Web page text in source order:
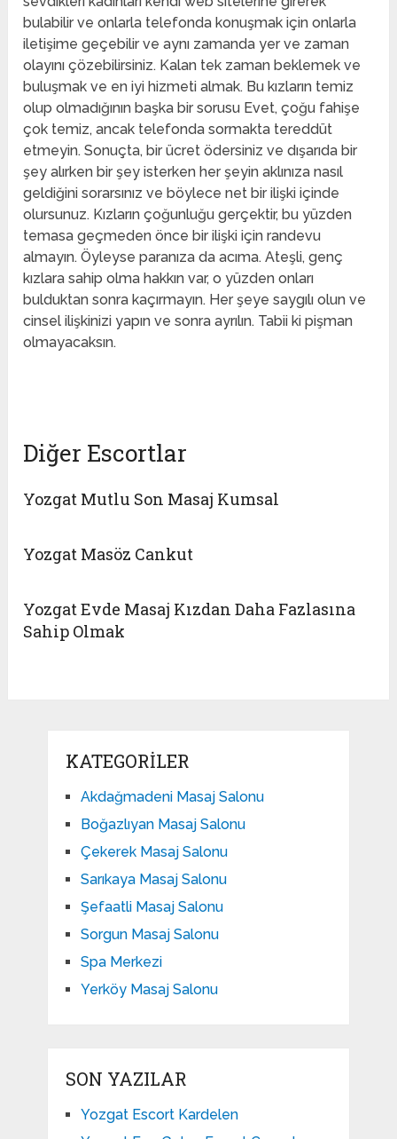
bulabilir ve onlarla telefonda konuşmak için onlarla
iletişime geçebilir ve aynı zamanda yer ve zaman
olayını çözebilirsiniz. Kalan tek zaman beklemek ve
buluşmak ve en iyi hizmeti almak. Bu kızların temiz
olup olmadığının başka bir sorusu Evet, çoğu fahişe
çok temiz, ancak telefonda sormakta tereddüt
etmeyin. Sonuçta, bir ücret ödersiniz ve dışarıda bir
şey alırken bir şey isterken her şeyin aklınıza nasıl
geldiğini sorarsınız ve böylece net bir ilişki içinde
olursunuz. Kızların çoğunluğu gerçektir, bu yüzden
temasa geçmeden önce bir ilişki için randevu
almayın. Öyleyse paranıza da acıma. Ateşli, genç
kızlara sahip olma hakkın var, o yüzden onları
bulduktan sonra kaçırmayın. Her şeye saygılı olun ve
cinsel ilişkinizi yapın ve sonra ayrılın. Tabii ki pişman
olmayacaksın.
Diğer Escortlar
Yozgat Mutlu Son Masaj Kumsal
Yozgat Masöz Cankut
Yozgat Evde Masaj Kızdan Daha Fazlasına
Sahip Olmak
KATEGORILER
Akdağmadeni Masaj Salonu
Boğazlıyan Masaj Salonu
Çekerek Masaj Salonu
Sarıkaya Masaj Salonu
Şefaatli Masaj Salonu
Sorgun Masaj Salonu
Spa Merkezi
Yerköy Masaj Salonu
SON YAZILAR
Yozgat Escort Kardelen